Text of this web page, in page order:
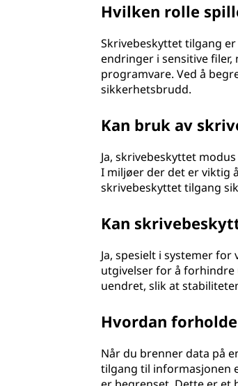
Hvilken rolle
Skrivebeskyttet tilgang
endringer i sensitive
programvare. Ved å
sikkerhetsbrudd.
Kan bruk av
Ja, skrivebeskyttet
I miljøer der det er viktig
skrivebeskyttet tilgang
Kan
Ja, spesielt i systemer
utgivelser for å
uendret, slik at
Hvordan
Når du brenner data på
tilgang til informasjonen